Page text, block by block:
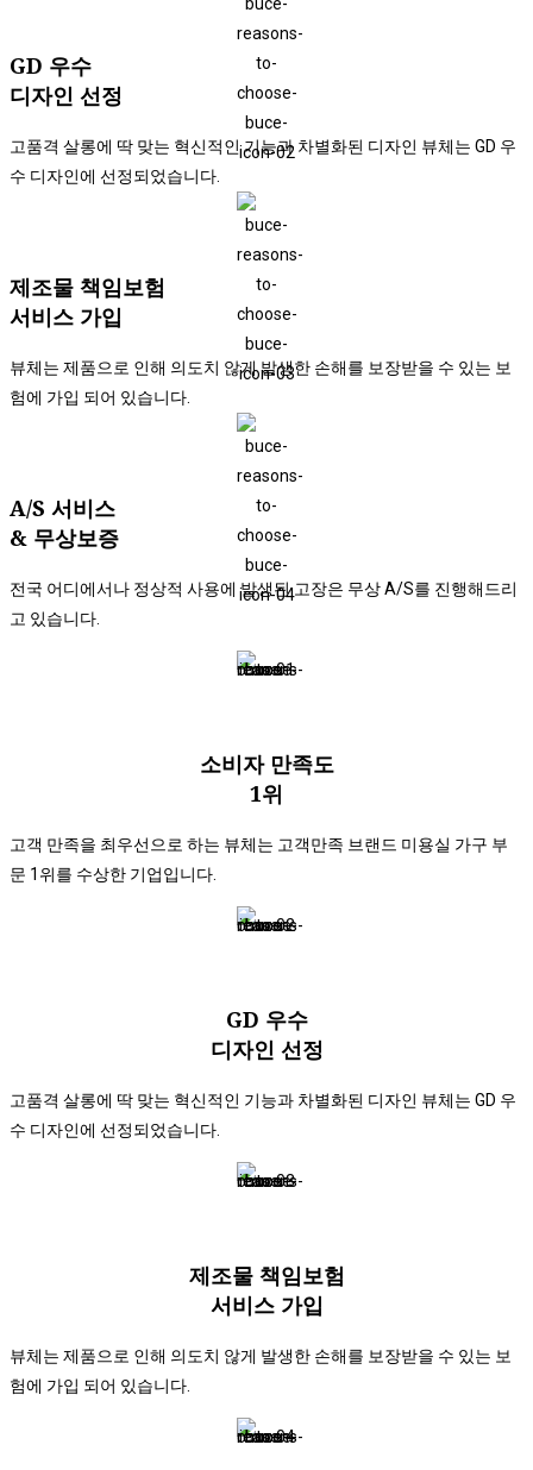
GD 우수​
디자인 선정​
고품격 살롱에 딱 맞는 혁신적인 기능과 차별화된 디자인 뷰체는 GD 우
수 디자인에 선정되었습니다.
​제조물 책임보험​
서비스 가입​
뷰체는 제품으로 인해 의도치 않게 발생한 손해를 보장받을 수 있는 보
험에 가입 되어 있습니다.​​
​A/S 서비스​
& 무상보증​
전국 어디에서나 정상적 사용에 발생된 고장은 무상 A/S를 진행해드리
고 있습니다.
소비자 만족도
1위
고객 만족을 최우선으로 하는 뷰체는 고객만족 브랜드 미용실 가구 부
문 1위를 수상한 기업입니다.
GD 우수
디자인 선정
고품격 살롱에 딱 맞는 혁신적인 기능과 차별화된 디자인 뷰체는 GD 우
수 디자인에 선정되었습니다.
제조물 책임보험​
서비스 가입​
뷰체는 제품으로 인해 의도치 않게 발생한 손해를 보장받을 수 있는 보
험에 가입 되어 있습니다.​